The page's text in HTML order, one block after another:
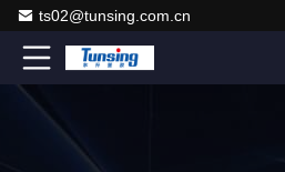
ts02@tunsing.com.cn